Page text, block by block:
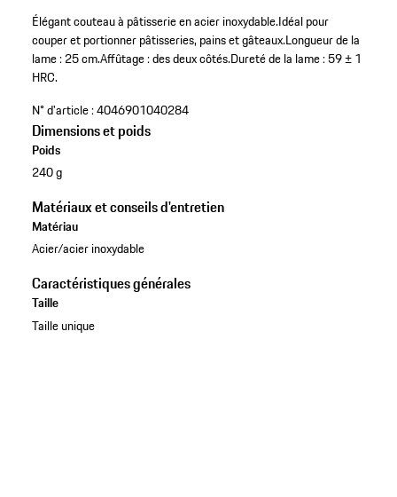
Élégant couteau à pâtisserie en acier inoxydable.Idéal pour
couper et portionner pâtisseries, pains et gâteaux.Longueur de la
lame : 25 cm.Affûtage : des deux côtés.Dureté de la lame : 59 ± 1
HRC.
N° d'article :4046901040284
Dimensions et poids
Poids
240 g
Matériaux et conseils d'entretien
Matériau
Acier/acier inoxydable
Caractéristiques générales
Taille
Taille unique